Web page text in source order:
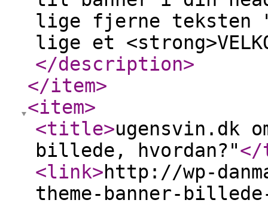
lige fjerne teksten
lige et
</description>
</item>
<item>
<title>ugensvin.dk
billede, hvordan?"
<link>http://wp-
theme-banner-